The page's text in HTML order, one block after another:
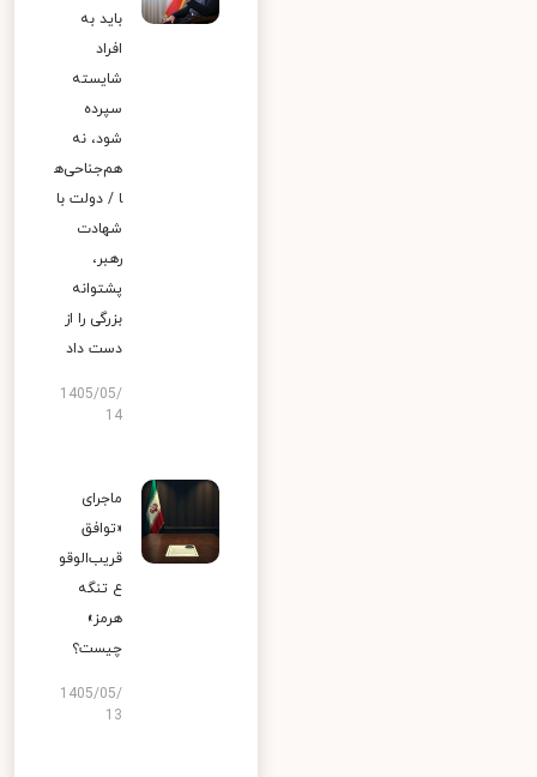
باید به
افراد
شایسته
سپرده
شود، نه
هم‌جناحی‌ه
ا / دولت با
شهادت
رهبر،
پشتوانه
بزرگی را از
دست داد
1405/05/
14
ماجرای
«توافق
قریب‌الوقو
ع تنگه
هرمز»
چیست؟
1405/05/
13